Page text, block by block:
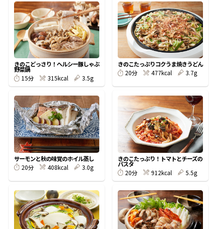
楽チン屋® ストレートつゆ
新鮮一番 『氷熟®』
かつおだしが決め手！簡単茶碗蒸し
きのこどっさり！ヘルシー豚しゃぶ
野菜鍋
15分
315kcal 3.5g
きのこたっぷりコクうま焼きうどん
20分
477kcal 3.7g
サーモンと秋の味覚のホイル蒸し
20分
408kcal 3.0g
きのこたっぷり！トマトとチーズの
パスタ
20分
912kcal 5.5g